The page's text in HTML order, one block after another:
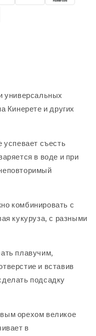
универсальных
Кинерете и других
успевает съесть
в воде и при
комбинировать с
кукуруза, с разными
плавучим,
и вставив
подсадку
орехом великое
в